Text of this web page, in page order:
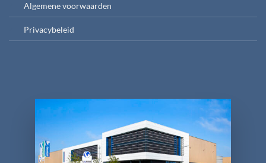
Algemene voorwaarden
Privacybeleid